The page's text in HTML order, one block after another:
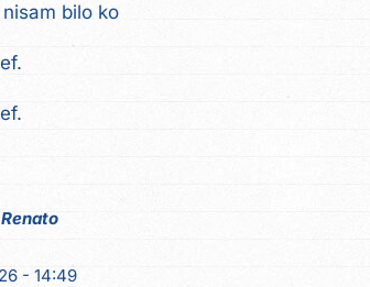
bilo ko
Renato
- 14:49